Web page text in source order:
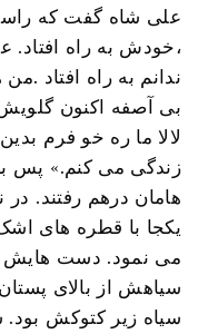
علی شاه گفت که
،خودش به راه افتاد.
ندانم به راه افتاد
بی آصفه اکنون
لالا ما ره خو فرم
زندگی می کنم.» پس
هامان درهم رفتند.
یکجا با قطره های
می نمود. دست هایش
سیاهش از بالای
سیاه زیر کتوکش